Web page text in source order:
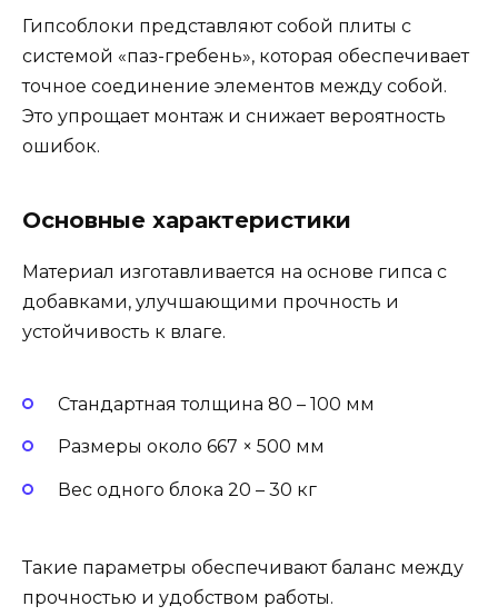
Гипсоблоки представляют собой плиты с
системой «паз-гребень», которая обеспечивает
точное соединение элементов между собой.
Это упрощает монтаж и снижает вероятность
ошибок.
Основные характеристики
Материал изготавливается на основе гипса с
добавками, улучшающими прочность и
устойчивость к влаге.
Стандартная толщина 80 – 100 мм
Размеры около 667 × 500 мм
Вес одного блока 20 – 30 кг
Такие параметры обеспечивают баланс между
прочностью и удобством работы.